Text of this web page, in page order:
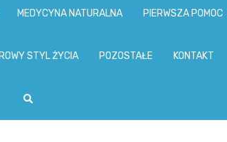
MEDYCYNA NATURALNA PIERWSZA POMOC
STYL ŻYCIA POZOSTAŁE KONTAKT